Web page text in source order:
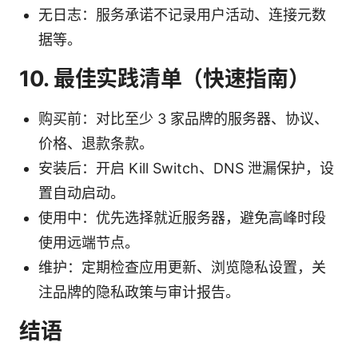
无日志：服务承诺不记录用户活动、连接元数
据等。
10. 最佳实践清单（快速指南）
购买前：对比至少 3 家品牌的服务器、协议、
价格、退款条款。
安装后：开启 Kill Switch、DNS 泄漏保护，设
置自动启动。
使用中：优先选择就近服务器，避免高峰时段
使用远端节点。
维护：定期检查应用更新、浏览隐私设置，关
注品牌的隐私政策与审计报告。
结语